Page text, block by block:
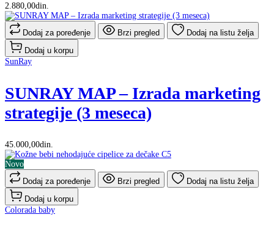
2.880,00din.
Dodaj za poređenje Brzi pregled
Dodaj na listu želja
Dodaj u korpu
SunRay
SUNRAY MAP – Izrada marketing
strategije (3 meseca)
45.000,00din.
Novo
Dodaj za poređenje
Brzi pregled
Dodaj na listu želja
Dodaj u korpu
Colorada baby